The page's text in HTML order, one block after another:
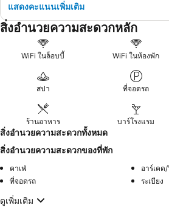
แสดงคะแนนเพิ่มเติม
สิ่งอำนวยความสะดวกหลัก
WiFi ในล็อบบี้ WiFi ในห้องพัก
สปา ที่จอดรถ
ร้านอาหาร บาร์โรงแรม
สิ่งอำนวยความสะดวกทั้งหมด
สิ่งอำนวยความสะดวกของที่พัก
คาเฟ่
อาร์เคด
ที่จอดรถ
ระเบียง
ดูเพิ่มเติม